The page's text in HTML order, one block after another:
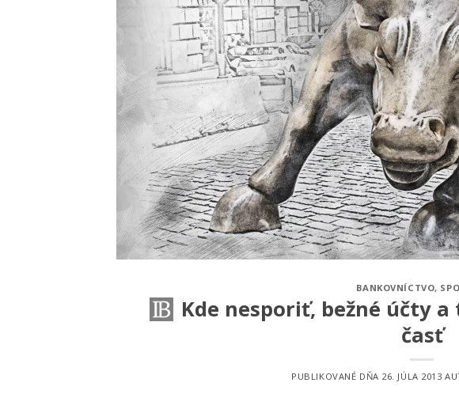
BANKOVNÍCTVO,
Kde nesporiť, bežné účty
časť
PUBLIKOVANÉ DŇA 26. JÚLA 2013